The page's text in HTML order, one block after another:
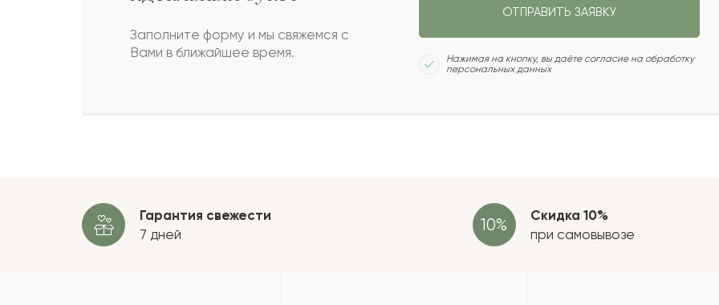
2022-05-10
2022-04-21
Заполните форму и мы свяжемся с
Вами в ближайшее время.
ОТПРАВИТЬ ЗАЯВКУ
Нажимая на кнопку, вы даёте согласие на обработку
персональных данных
Гарантия свежести
7 дней
Скидка 10%
при самовывозе